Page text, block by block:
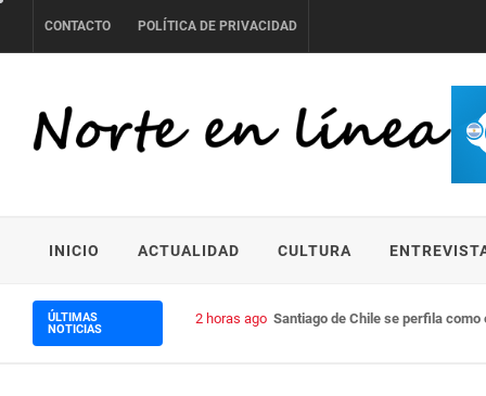
to
CONTACTO POLÍTICA DE PRIVACIDAD
INICIO ACTUALIDAD CULTURA
ÚLTIMAS
NOTICIAS
2 horas ago Santiago de Chile se perfila